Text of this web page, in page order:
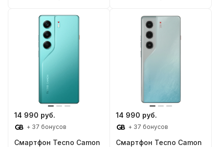
14 990 руб.
+ 37 бонусов
Смартфон Tecno Camon
14 990 руб.
+ 37 бонусов
Смартфон Tecno Camon